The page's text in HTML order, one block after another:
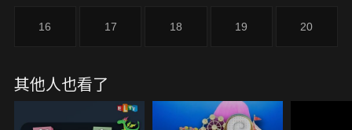
16 17 18 19 20
其他人也看了